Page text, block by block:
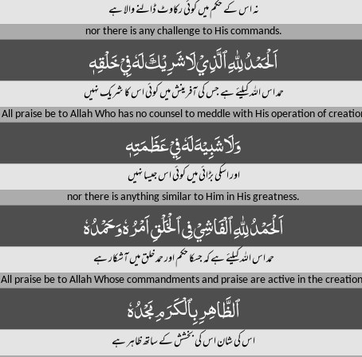
نہ اس کے حکم میں کوئی رکاوٹ ڈالنے والا ہے
nor there is any challenge to His commands.
اَلْحَمْدُ لِلّٰهِ ٱلَّذِيْ لَا شَرِيْكَ لَهٗ فِيْ خَلْقِهٖ
حمد اس اللہ کیلئے ہے جس کی آفرینش میں کوئی اس کا شریک نہیں
All praise be to Allah Who has no counsel to meddle with His operation of
وَلَا شَبِيْهَ لَهٗ فِيْ عَظَمَتِهٖ
اور اسکی بڑائی میں کوئی اس جیسا نہیں
nor there is anything similar to Him in His greatness.
اَلْحَمْدُ لِلّٰهِ ٱلْفَاشِيْ فِى ٱلْخَلْقِ اَمْرُهٗ وَحَمْدُهٗ
حمد اس اللہ کیلئے ہے کہ جسکا حکم اور حمد خلق میں آشکار ہے
All praise be to Allah Whose commandments and praise are active in the
ٱلظَّاهِرِ بِٱلْكَرَمِ مَجْدُهٗ
اس کی شان اس کی بخشش کے ساتھ ظاہر ہے